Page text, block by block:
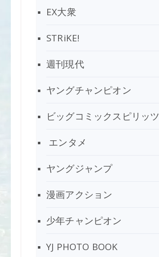
EX大衆
STRiKE!
週刊現代
ヤングチャンピオン
ビッグコミックスピリッツ
エンタメ
ヤングジャンプ
漫画アクション
少年チャンピオン
YJ PHOTO BOOK